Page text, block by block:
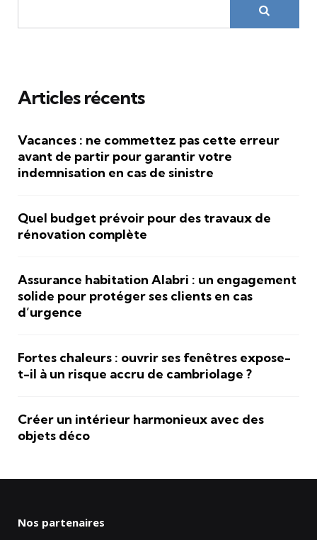
Articles récents
Vacances : ne commettez pas cette erreur
avant de partir pour garantir votre
indemnisation en cas de sinistre
Quel budget prévoir pour des travaux de
rénovation complète
Assurance habitation Alabri : un engagement
solide pour protéger ses clients en cas
d’urgence
Fortes chaleurs : ouvrir ses fenêtres expose-
t-il à un risque accru de cambriolage ?
Créer un intérieur harmonieux avec des
objets déco
Nos partenaires